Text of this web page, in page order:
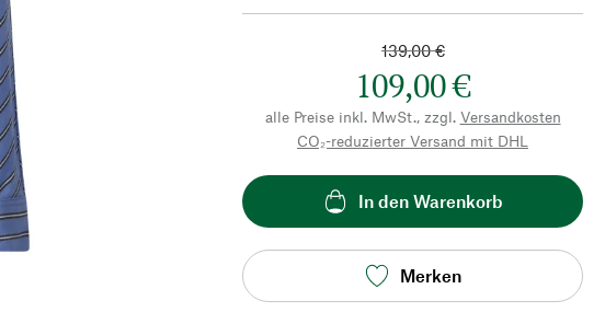
139,00 €
109,00 €
alle Preise inkl. MwSt., zzgl. Versandkosten
CO₂-reduzierter Versand mit DHL
In den Warenkorb
Merken